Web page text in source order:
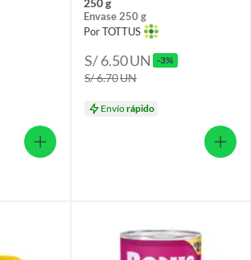
250 g
Envase 250 g
Por TOTTUS
S/ 6.50UN -3%
S/ 6.70UN
Envíorápido